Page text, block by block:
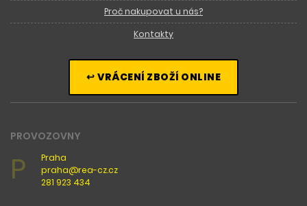
Proč nakupovat u nás?
Kontakty
↩ VRÁCENÍ ZBOŽÍ ONLINE
PROVOZOVNY
P
Praha
praha@rea-cz.cz
281 923 434